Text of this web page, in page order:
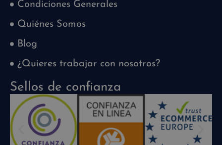
Condiciones Generales
Quiénes Somos
Blog
¿Quieres trabajar con nosotros?
Sellos de confianza